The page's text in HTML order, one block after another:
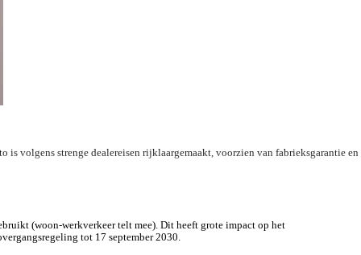
volgens strenge dealereisen rijklaargemaakt, voorzien van fabrieksgarantie en
Apeldoorn, Deventer, Hardenberg, Harderwijk, Kampen, Meppel, Rijssen en
(woon-werkverkeer telt mee). Dit heeft grote impact op het
tot 17 september 2030.